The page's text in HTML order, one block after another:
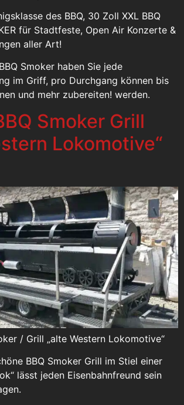
des BBQ, 30 Zoll XXL BBQ
für Stadtfeste, Open Air Konzerte &
aller Art!
Smoker haben Sie jede
im Griff, pro Durchgang können bis
und mehr zubereiten! werden.
Smoker Grill
Lokomotive“
/ Grill „alte Western Lokomotive“
BBQ Smoker Grill im Stiel einer
lässt jeden Eisenbahnfreund sein